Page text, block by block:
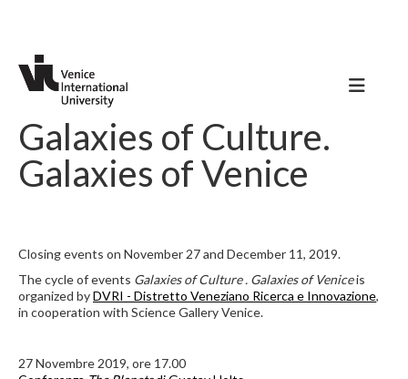
Galaxies of Culture.
Galaxies of Venice
Closing events on November 27 and December 11, 2019.
The cycle of events Galaxies of Culture . Galaxies of Veniceis
organized byDVRI - Distretto Veneziano Ricerca e Innovazione,
in cooperation with Science Gallery Venice.
27 Novembre 2019, ore 17.00